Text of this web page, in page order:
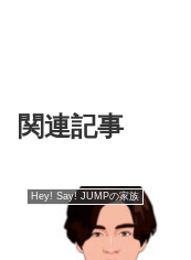
関連記事
Hey! Say! JUMPの家族